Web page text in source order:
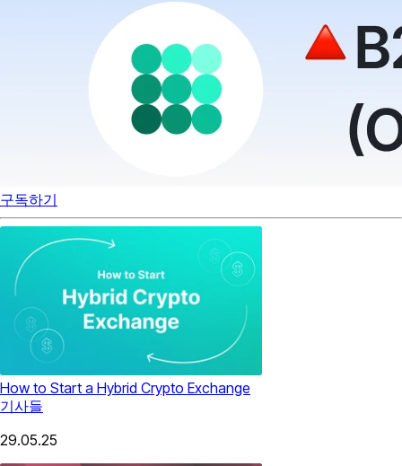
구독하기
How to Start a Hybrid Crypto Exchange
기사들
29.05.25